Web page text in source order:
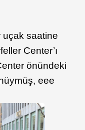
uçak saatine
Center’ı
önündeki
eee